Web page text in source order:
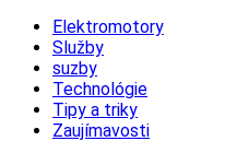
Elektromotory
Služby
suzby
Technológie
Tipy a triky
Zaujímavosti